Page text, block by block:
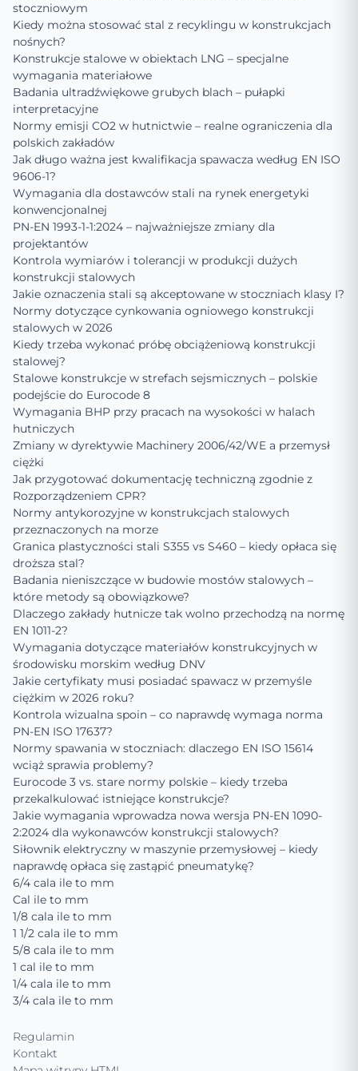
stoczniowym
Kiedy można stosować stal z recyklingu w konstrukcjach
nośnych?
Konstrukcje stalowe w obiektach LNG – specjalne
wymagania materiałowe
Badania ultradźwiękowe grubych blach – pułapki
interpretacyjne
Normy emisji CO2 w hutnictwie – realne ograniczenia dla
polskich zakładów
Jak długo ważna jest kwalifikacja spawacza według EN ISO
9606-1?
Wymagania dla dostawców stali na rynek energetyki
konwencjonalnej
PN-EN 1993-1-1:2024 – najważniejsze zmiany dla
projektantów
Kontrola wymiarów i tolerancji w produkcji dużych
konstrukcji stalowych
Jakie oznaczenia stali są akceptowane w stoczniach klasy I?
Normy dotyczące cynkowania ogniowego konstrukcji
stalowych w 2026
Kiedy trzeba wykonać próbę obciążeniową konstrukcji
stalowej?
Stalowe konstrukcje w strefach sejsmicznych – polskie
podejście do Eurocode 8
Wymagania BHP przy pracach na wysokości w halach
hutniczych
Zmiany w dyrektywie Machinery 2006/42/WE a przemysł
ciężki
Jak przygotować dokumentację techniczną zgodnie z
Rozporządzeniem CPR?
Normy antykorozyjne w konstrukcjach stalowych
przeznaczonych na morze
Granica plastyczności stali S355 vs S460 – kiedy opłaca się
droższa stal?
Badania nieniszczące w budowie mostów stalowych –
które metody są obowiązkowe?
Dlaczego zakłady hutnicze tak wolno przechodzą na normę
EN 1011-2?
Wymagania dotyczące materiałów konstrukcyjnych w
środowisku morskim według DNV
Jakie certyfikaty musi posiadać spawacz w przemyśle
ciężkim w 2026 roku?
Kontrola wizualna spoin – co naprawdę wymaga norma
PN-EN ISO 17637?
Normy spawania w stoczniach: dlaczego EN ISO 15614
wciąż sprawia problemy?
Eurocode 3 vs. stare normy polskie – kiedy trzeba
przekalkulować istniejące konstrukcje?
Jakie wymagania wprowadza nowa wersja PN-EN 1090-
2:2024 dla wykonawców konstrukcji stalowych?
Siłownik elektryczny w maszynie przemysłowej – kiedy
naprawdę opłaca się zastąpić pneumatykę?
6/4 cala ile to mm
Cal ile to mm
1/8 cala ile to mm
1 1/2 cala ile to mm
5/8 cala ile to mm
1 cal ile to mm
1/4 cala ile to mm
3/4 cala ile to mm
Regulamin
Kontakt